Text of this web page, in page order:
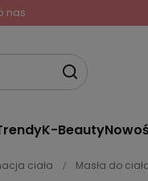
nas
K-Beauty
ciała Masła do